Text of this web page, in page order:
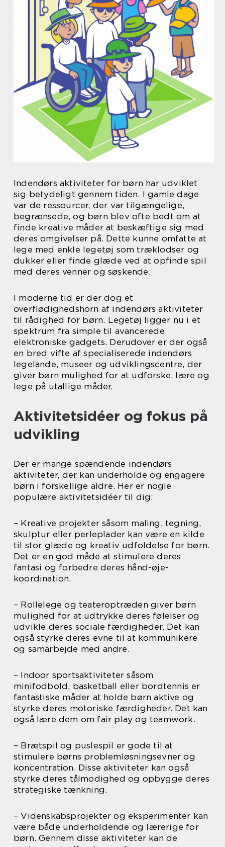
Indendørs aktiviteter for børn har udviklet
sig betydeligt gennem tiden. I gamle dage
var de ressourcer, der var tilgængelige,
begrænsede, og børn blev ofte bedt om at
finde kreative måder at beskæftige sig med
deres omgivelser på. Dette kunne omfatte at
lege med enkle legetøj som træklodser og
dukker eller finde glæde ved at opfinde spil
med deres venner og søskende.
I moderne tid er der dog et
overflødighedshorn af indendørs aktiviteter
til rådighed for børn. Legetøj ligger nu i et
spektrum fra simple til avancerede
elektroniske gadgets. Derudover er der også
en bred vifte af specialiserede indendørs
legelande, museer og udviklingscentre, der
giver børn mulighed for at udforske, lære og
lege på utallige måder.
Aktivitetsidéer og fokus på
udvikling
Der er mange spændende indendørs
aktiviteter, der kan underholde og engagere
børn i forskellige aldre. Her er nogle
populære aktivitetsidéer til dig:
– Kreative projekter såsom maling, tegning,
skulptur eller perleplader kan være en kilde
til stor glæde og kreativ udfoldelse for børn.
Det er en god måde at stimulere deres
fantasi og forbedre deres hånd-øje-
koordination.
– Rollelege og teateroptræden giver børn
mulighed for at udtrykke deres følelser og
udvikle deres sociale færdigheder. Det kan
også styrke deres evne til at kommunikere
og samarbejde med andre.
– Indoor sportsaktiviteter såsom
minifodbold, basketball eller bordtennis er
fantastiske måder at holde børn aktive og
styrke deres motoriske færdigheder. Det kan
også lære dem om fair play og teamwork.
– Brætspil og puslespil er gode til at
stimulere børns problemløsningsevner og
koncentration. Disse aktiviteter kan også
styrke deres tålmodighed og opbygge deres
strategiske tænkning.
– Videnskabsprojekter og eksperimenter kan
være både underholdende og lærerige for
børn. Gennem disse aktiviteter kan de